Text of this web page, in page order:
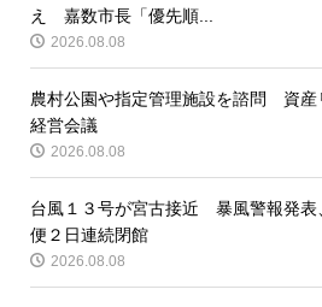
え 嘉数市長「優先順...
2026.08.08
農村公園や指定管理施設を諮問 資
経営会議
2026.08.08
台風１３号が宮古接近 暴風警報発
便２日連続閉館
2026.08.08